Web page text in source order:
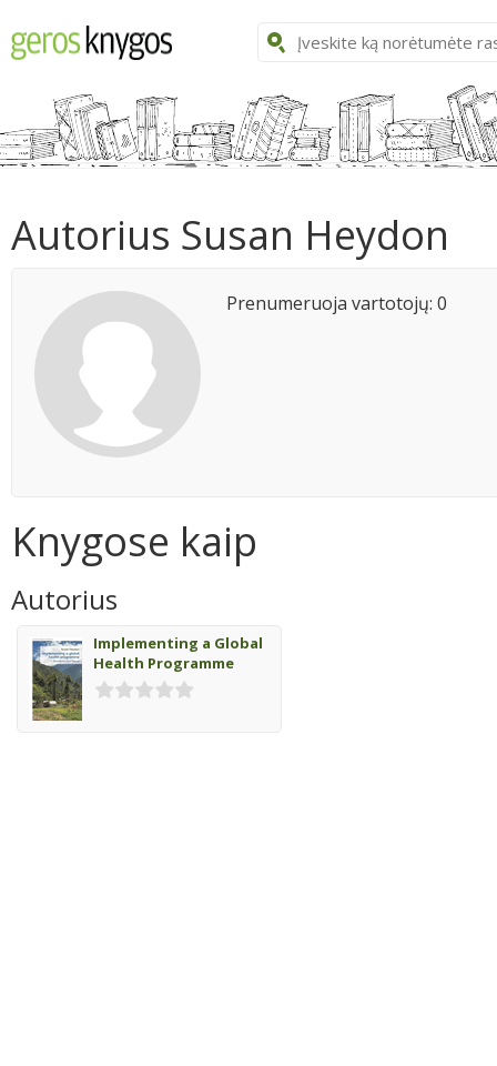
Autorius Susan Heydon
Prenumeruoja vartotojų: 0
Knygose kaip
Autorius
Implementing a Global
Health Programme